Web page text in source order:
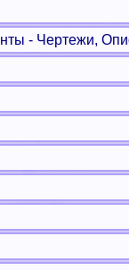
- Чертежи,